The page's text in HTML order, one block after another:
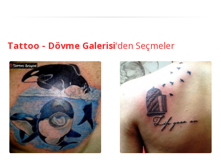
Tattoo - Dövme Galerisi'den Seçmeler